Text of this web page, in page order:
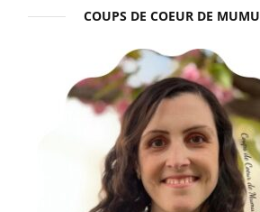
COUPS DE COEUR DE MUMU